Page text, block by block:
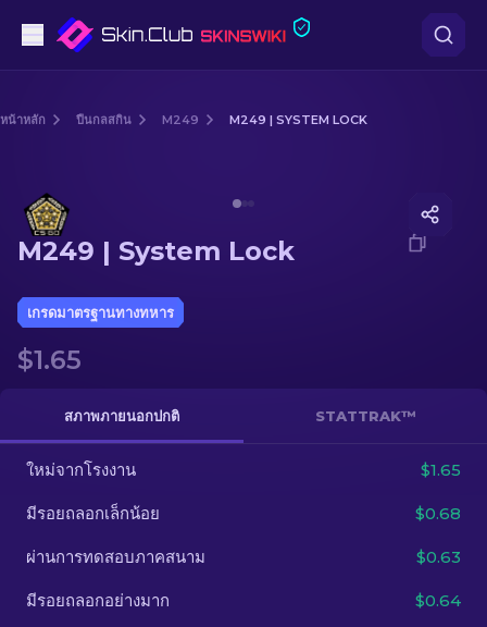
ปืนไรเฟิล
ปืนไรเฟิลซุ่มยิง
มีด
ถุงมือ
กล่อง
อื่น ๆ
หน้าหลัก ปืนกลสกิน M249 M249 | SYSTEM LOCK
M249 | System Lock
เกรดมาตรฐานทางทหาร
$1.65
สภาพภายนอกปกติ STATTRAK™
ใหม่จากโรงงาน $1.65
มีรอยถลอกเล็กน้อย $0.68
ผ่านการทดสอบภาคสนาม $0.63
มีรอยถลอกอย่างมาก $0.64